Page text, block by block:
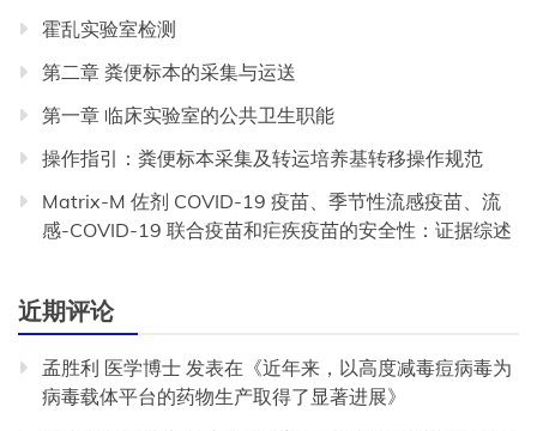
霍乱实验室检测
第二章 粪便标本的采集与运送
第一章 临床实验室的公共卫生职能
操作指引：粪便标本采集及转运培养基转移操作规范
Matrix-M 佐剂 COVID-19 疫苗、季节性流感疫苗、流
感-COVID-19 联合疫苗和疟疾疫苗的安全性：证据综述
近期评论
孟胜利 医学博士 发表在《近年来，以高度减毒痘病毒为
病毒载体平台的药物生产取得了显著进展》